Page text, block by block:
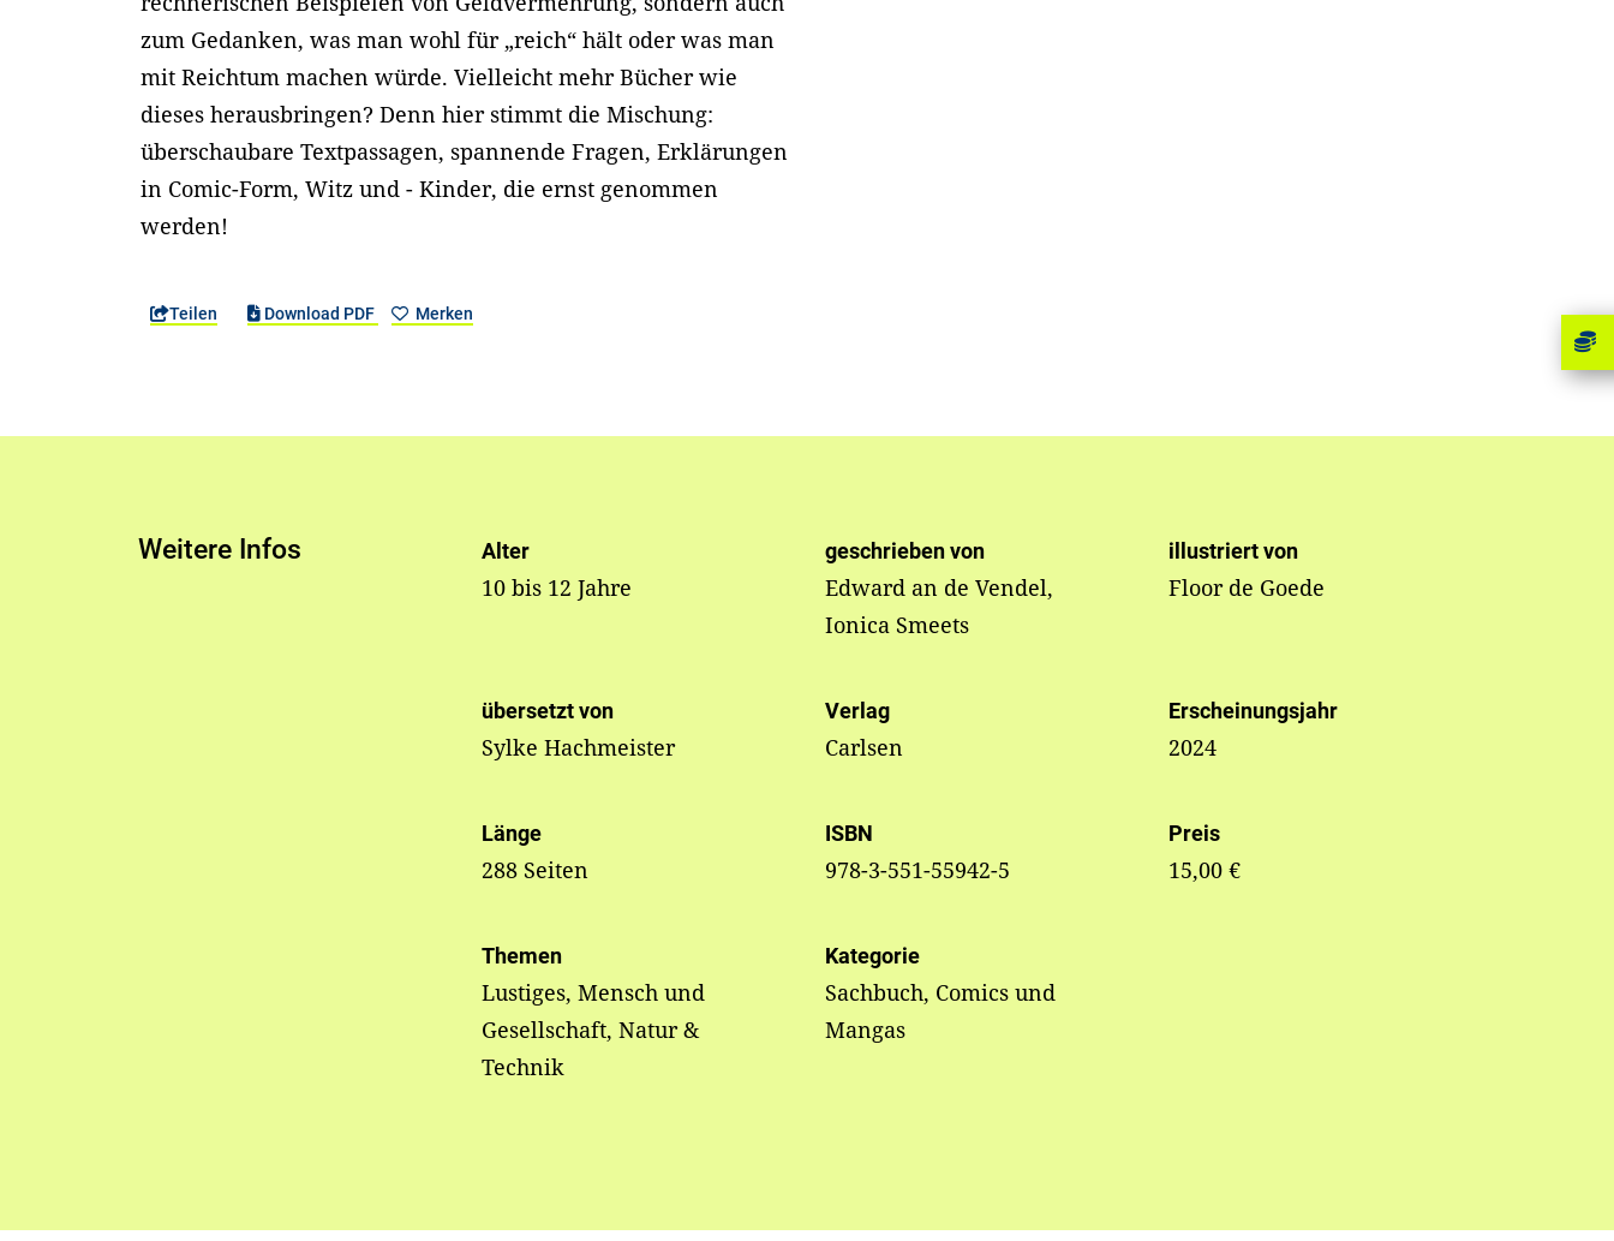
zum Gedanken, was man wohl für „reich“ hält oder was man
mit Reichtum machen würde. Vielleicht mehr Bücher wie
dieses herausbringen? Denn hier stimmt die Mischung:
überschaubare Textpassagen, spannende Fragen, Erklärungen
in Comic-Form, Witz und - Kinder, die ernst genommen
werden!
Teilen Download PDF Merken
Weitere Infos Alter
10 bis 12 Jahre
geschrieben von
Edward an de Vendel,
Ionica Smeets
illustriert von
Floor de Goede
übersetzt von
Sylke Hachmeister
Verlag
Carlsen
Erscheinungsjahr
2024
Länge
288 Seiten
ISBN
978-3-551-55942-5
Preis
15,00 €
Themen
Lustiges, Mensch und
Gesellschaft, Natur &
Technik
Kategorie
Sachbuch, Comics und
Mangas